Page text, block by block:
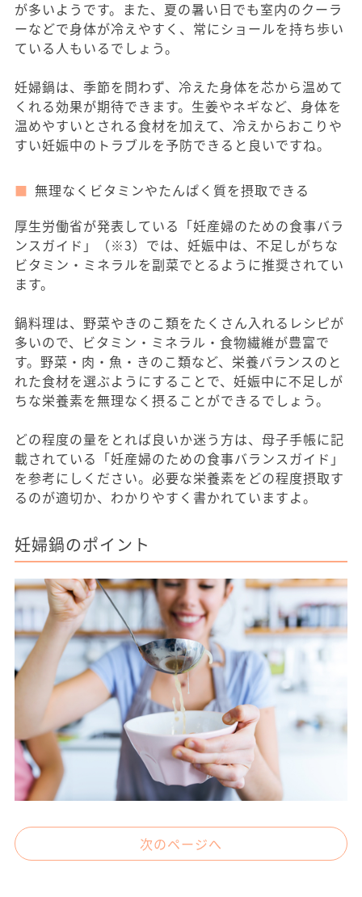
が多いようです。また、夏の暑い日でも室内のクーラ
ーなどで身体が冷えやすく、常にショールを持ち歩い
ている人もいるでしょう。
妊婦鍋は、季節を問わず、冷えた身体を芯から温めて
くれる効果が期待できます。生姜やネギなど、身体を
温めやすいとされる食材を加えて、冷えからおこりや
すい妊娠中のトラブルを予防できると良いですね。
無理なくビタミンやたんぱく質を摂取できる
厚生労働省が発表している「妊産婦のための食事バラ
ンスガイド」（※3）では、妊娠中は、不足しがちな
ビタミン・ミネラルを副菜でとるように推奨されてい
ます。
鍋料理は、野菜やきのこ類をたくさん入れるレシピが
多いので、ビタミン・ミネラル・食物繊維が豊富で
す。野菜・肉・魚・きのこ類など、栄養バランスのと
れた食材を選ぶようにすることで、妊娠中に不足しが
ちな栄養素を無理なく摂ることができるでしょう。
どの程度の量をとれば良いか迷う方は、母子手帳に記
載されている「妊産婦のための食事バランスガイド」
を参考にしください。必要な栄養素をどの程度摂取す
るのが適切か、わかりやすく書かれていますよ。
妊婦鍋のポイント
次のページへ